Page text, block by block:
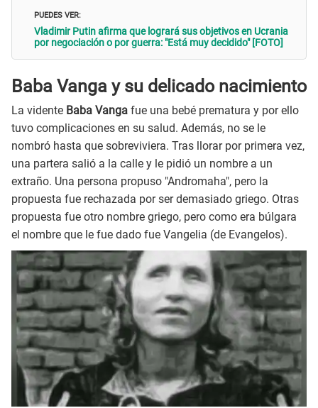
PUEDES VER:
Vladimir Putin afirma que logrará sus objetivos en Ucrania
por negociación o por guerra: "Está muy decidido" [FOTO]
Baba Vanga y su delicado nacimiento
La vidente Baba Vanga fue una bebé prematura y por ello
tuvo complicaciones en su salud. Además, no se le
nombró hasta que sobreviviera. Tras llorar por primera vez,
una partera salió a la calle y le pidió un nombre a un
extraño. Una persona propuso "Andromaha", pero la
propuesta fue rechazada por ser demasiado griego. Otras
propuesta fue otro nombre griego, pero como era búlgara
el nombre que le fue dado fue Vangelia (de Evangelos).